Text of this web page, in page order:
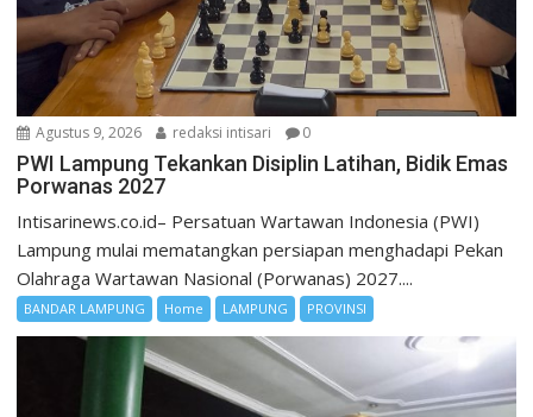
Agustus 9, 2026 redaksi intisari 0
PWI Lampung Tekankan Disiplin Latihan, Bidik Emas
Porwanas 2027
Intisarinews.co.id– Persatuan Wartawan Indonesia (PWI)
Lampung mulai mematangkan persiapan menghadapi Pekan
Olahraga Wartawan Nasional (Porwanas) 2027....
BANDAR LAMPUNG Home LAMPUNG PROVINSI